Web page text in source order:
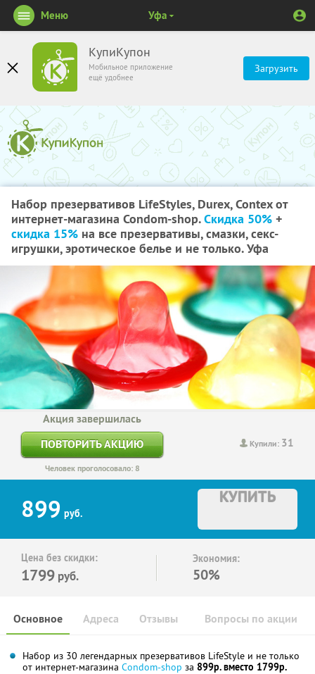
КупиКупон
Мобильное приложение
ещё удобнее
Загрузить
Меню Уфа
Набор презервативов LifeStyles, Durex, Contex от
интернет-магазина Condom-shop.Скидка 50% +
скидка 15% на все презервативы, смазки, секс-
игрушки, эротическое белье и не только. Уфа
Купили: 31
Акция завершилась
ПОВТОРИТЬ АКЦИЮ
Человек проголосовало: 8
899 руб.
КУПИТЬ
Цена без скидки:
1799 руб.
Экономия:
50%
Основное Отзывы Вопросы по акции
Адреса
Набор из 30 легендарных презервативов LifeStyle и не только
от интернет-магазина Condom-shop за 899р. вместо 1799р.